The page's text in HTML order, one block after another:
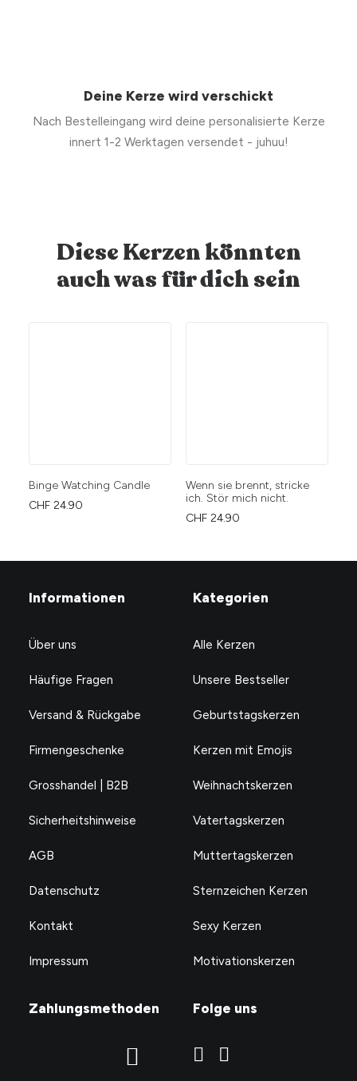
Deine Kerze wird verschickt
Nach Bestelleingang wird deine personalisierte Kerze
innert 1-2 Werktagen versendet - juhuu!
Diese Kerzen könnten
auch was für dich sein
Binge Watching Candle
CHF 24.90
Wenn sie brennt, stricke
ich. Stör mich nicht.
CHF 24.90
Informationen
Über uns
Häufige Fragen
Versand & Rückgabe
Firmengeschenke
Grosshandel | B2B
Sicherheitshinweise
AGB
Datenschutz
Kontakt
Impressum
Kategorien
Alle Kerzen
Unsere Bestseller
Geburtstagskerzen
Kerzen mit Emojis
Weihnachtskerzen
Vatertagskerzen
Muttertagskerzen
Sternzeichen Kerzen
Sexy Kerzen
Motivationskerzen
Zahlungsmethoden Folge uns